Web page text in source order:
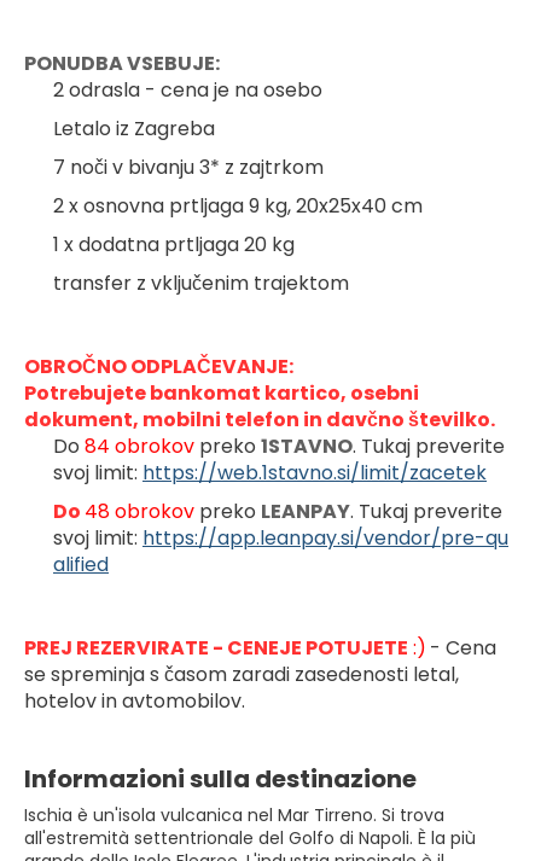
PONUDBA VSEBUJE:
2 odrasla - cena je na osebo
Letalo iz Zagreba
7 noči v bivanju 3* z zajtrkom
2 x osnovna prtljaga 9 kg, 20x25x40 cm
1 x dodatna prtljaga 20 kg
transfer z vključenim trajektom
OBROČNO ODPLAČEVANJE:
Potrebujete bankomat kartico, osebni
dokument, mobilni telefon in davčno številko.
Do 84 obrokov preko 1STAVNO. Tukaj preverite
svoj limit: https://web.1stavno.si/limit/zacetek
Do 48 obrokov preko LEANPAY. Tukaj preverite
svoj limit: https://app.leanpay.si/vendor/pre-qu
alified
PREJ REZERVIRATE - CENEJE POTUJETE :) - Cena
se spreminja s časom zaradi zasedenosti letal,
hotelov in avtomobilov.
Informazioni sulla destinazione
Ischia è un'isola vulcanica nel Mar Tirreno. Si trova
all'estremità settentrionale del Golfo di Napoli. È la più